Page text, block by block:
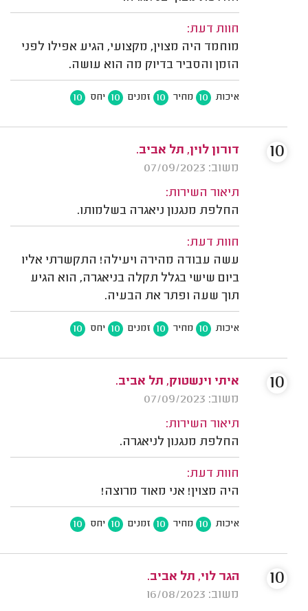
חוות דעת:
מוחמד היה מצוין, מקצועי, הגיע אפילו לפני
הזמן והסביר בדיוק מה הוא עושה.
איכות 10 מחיר 10 זמנים 10 יחס 10
דורון לוין, תל אביב.
משוב: 07/09/2023
תיאור השירות:
החלפת מנגנון ניאגרה בשלמותו.
חוות דעת:
עשה עבודה מהירה ויעילה! התקשרתי אליו
ביום שישי בגלל תקלה בניאגרה, הוא הגיע
תוך שעה ופתר את הבעיה.
איכות 10 מחיר 10 זמנים 10 יחס 10
10
איתי וינשטוק, תל אביב.
משוב: 07/09/2023
תיאור השירות:
החלפת מנגנון לניאגרה.
חוות דעת:
היה מצוין! אני מאוד מרוצה!
איכות 10 מחיר 10 זמנים 10 יחס 10
10
הגר לוי, תל אביב.
משוב: 16/08/2023
10